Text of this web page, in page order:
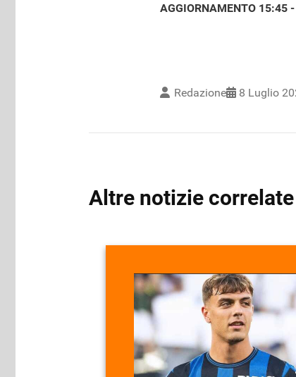
AGGIORNAMENTO 15:45 -
Redazione 8 Luglio
Altre notizie correlate